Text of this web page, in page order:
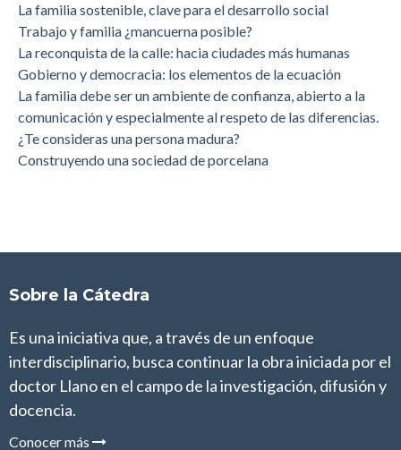
La familia sostenible, clave para el desarrollo social
Trabajo y familia ¿mancuerna posible?
La reconquista de la calle: hacia ciudades más humanas
Gobierno y democracia: los elementos de la ecuación
La familia debe ser un ambiente de confianza, abierto a la
comunicación y especialmente al respeto de las diferencias.
¿Te consideras una persona madura?
Construyendo una sociedad de porcelana
Sobre la Cátedra
Es una iniciativa que, a través de un enfoque
interdisciplinario, busca continuar la obra iniciada por el
doctor Llano en el campo de la investigación, difusión y
docencia.
Conocer más